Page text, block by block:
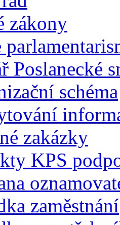
zákony
Poslanecké
schéma
zakázky
KPS
zaměstnání